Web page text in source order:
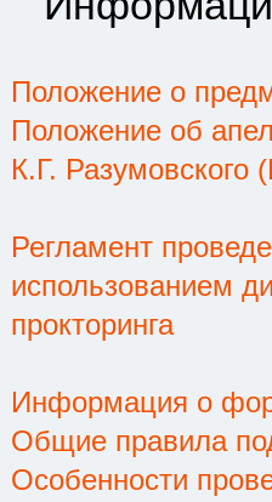
Положение о
Положение об
К.Г. Разумовского
Регламент
использованием
прокторинга
Информация о
Общие правила
Особенности